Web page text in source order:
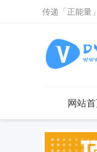
传递「正能量
网站